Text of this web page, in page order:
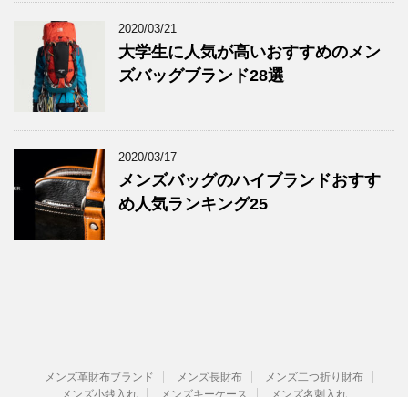
2020/03/21
大学生に人気が高いおすすめのメン
ズバッグブランド28選
2020/03/17
メンズバッグのハイブランドおすす
め人気ランキング25
メンズ革財布ブランド メンズ長財布
メンズ二つ折り財布
メンズ小銭入れ
メンズキーケース メンズ名刺入れ